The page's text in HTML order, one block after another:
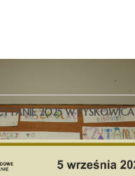
2025 W PYSKOWICA